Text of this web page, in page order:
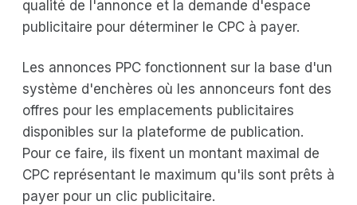
qualité de l'annonce et la demande d'espace
publicitaire pour déterminer le CPC à payer.
Les annonces PPC fonctionnent sur la base d'un
système d'enchères où les annonceurs font des
offres pour les emplacements publicitaires
disponibles sur la plateforme de publication.
Pour ce faire, ils fixent un montant maximal de
CPC représentant le maximum qu'ils sont prêts à
payer pour un clic publicitaire.